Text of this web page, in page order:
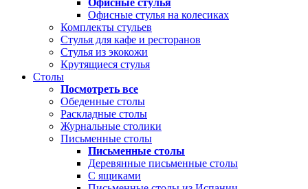
Офисные стулья
Офисные стулья на колесиках
Комплекты стульев
Стулья для кафе и ресторанов
Стулья из экокожи
Крутящиеся стулья
Столы
Посмотреть все
Обеденные столы
Раскладные столы
Журнальные столики
Письменные столы
Письменные столы
Деревянные письменные столы
С ящиками